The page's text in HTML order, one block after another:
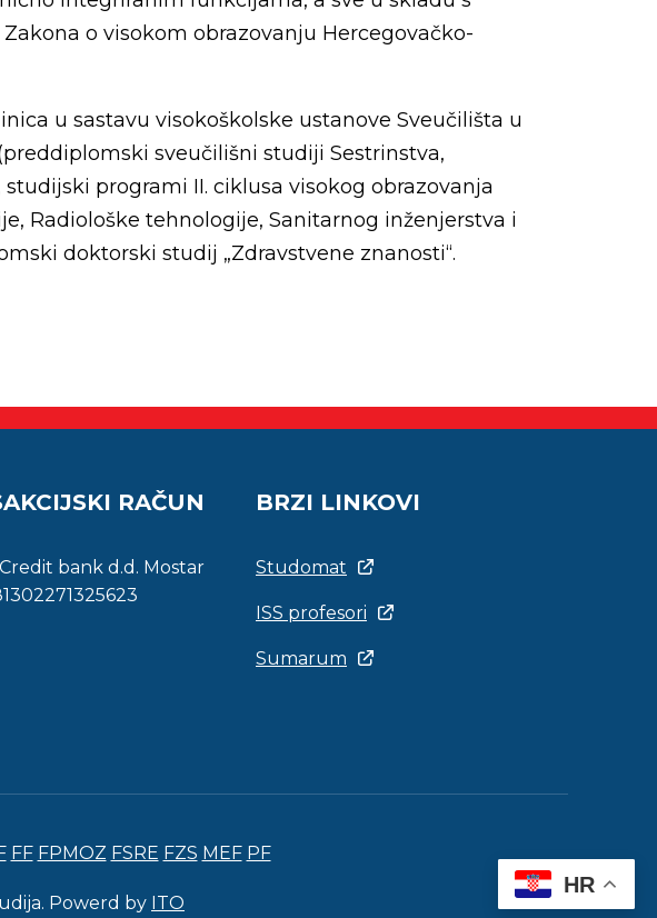
o visokom obrazovanju Hercegovačko-
u sastavu visokoškolske ustanove Sveučilišta u
sveučilišni studiji Sestrinstva,
programi II. ciklusa visokog obrazovanja
Radiološke tehnologije, Sanitarnog inženjerstva i
doktorski studij „Zdravstvene znanosti“.
RAČUN
bank d.d. Mostar
BRZI LINKOVI
Studomat
ISS profesori
Sumarum
FF FPMOZ FSRE FZS MEF PF
Powerd by ITO
HR